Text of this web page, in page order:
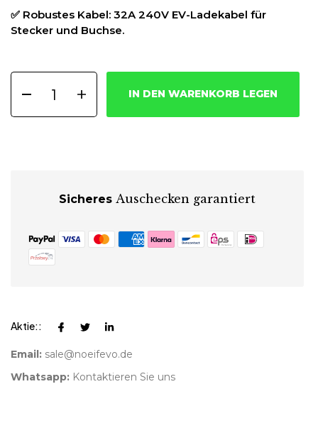
✅ Robustes Kabel: 32A 240V EV-Ladekabel für
Stecker und Buchse.
IN DEN WARENKORB LEGEN
Sicheres Auschecken garantiert
Aktie::
Email: sale@noeifevo.de
Whatsapp: Kontaktieren Sie uns